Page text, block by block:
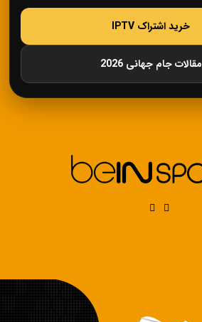
خرید اشتراک IPTV
مقالات جام جهانی 2026